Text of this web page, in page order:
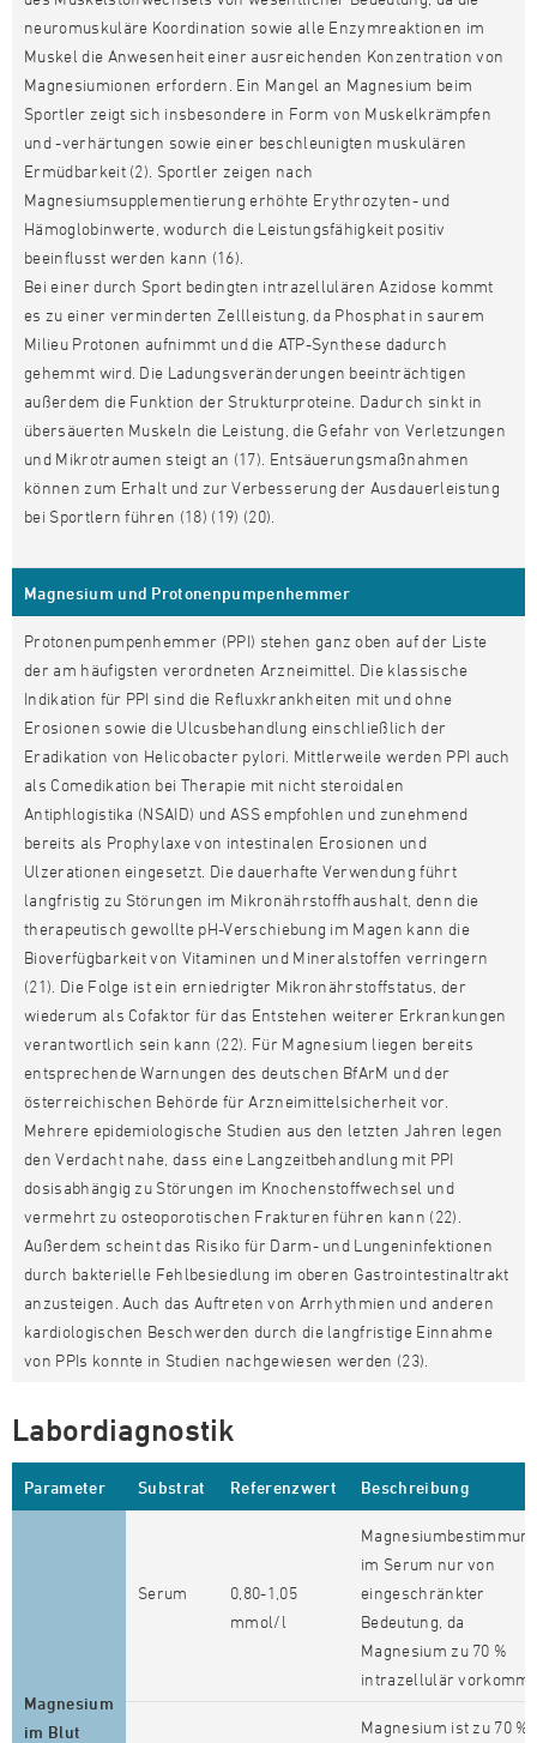
neuromuskuläre Koordination sowie alle Enzymreaktionen im
Muskel die Anwesenheit einer ausreichenden Konzentration von
Magnesiumionen erfordern. Ein Mangel an Magnesium beim
Sportler zeigt sich insbesondere in Form von Muskelkrämpfen
und -verhärtungen sowie einer beschleunigten muskulären
Ermüdbarkeit (2). Sportler zeigen nach
Magnesiumsupplementierung erhöhte Erythrozyten- und
Hämoglobinwerte, wodurch die Leistungsfähigkeit positiv
beeinflusst werden kann (16).
Bei einer durch Sport bedingten intrazellulären Azidose kommt
es zu einer verminderten Zellleistung, da Phosphat in saurem
Milieu Protonen aufnimmt und die ATP-Synthese dadurch
gehemmt wird. Die Ladungsveränderungen beeinträchtigen
außerdem die Funktion der Strukturproteine. Dadurch sinkt in
übersäuerten Muskeln die Leistung, die Gefahr von Verletzungen
und Mikrotraumen steigt an (17). Entsäuerungsmaßnahmen
können zum Erhalt und zur Verbesserung der Ausdauerleistung
bei Sportlern führen (18) (19) (20).
Magnesium und Protonenpumpenhemmer
Protonenpumpenhemmer (PPI) stehen ganz oben auf der Liste
der am häufigsten verordneten Arzneimittel. Die klassische
Indikation für PPI sind die Refluxkrankheiten mit und ohne
Erosionen sowie die Ulcusbehandlung einschließlich der
Eradikation von Helicobacter pylori. Mittlerweile werden PPI auch
als Comedikation bei Therapie mit nicht steroidalen
Antiphlogistika (NSAID) und ASS empfohlen und zunehmend
bereits als Prophylaxe von intestinalen Erosionen und
Ulzerationen eingesetzt. Die dauerhafte Verwendung führt
langfristig zu Störungen im Mikronährstoffhaushalt, denn die
therapeutisch gewollte pH-Verschiebung im Magen kann die
Bioverfügbarkeit von Vitaminen und Mineralstoffen verringern
(21). Die Folge ist ein erniedrigter Mikronährstoffstatus, der
wiederum als Cofaktor für das Entstehen weiterer Erkrankungen
verantwortlich sein kann (22). Für Magnesium liegen bereits
entsprechende Warnungen des deutschen BfArM und der
österreichischen Behörde für Arzneimittelsicherheit vor.
Mehrere epidemiologische Studien aus den letzten Jahren legen
den Verdacht nahe, dass eine Langzeitbehandlung mit PPI
dosisabhängig zu Störungen im Knochenstoffwechsel und
vermehrt zu osteoporotischen Frakturen führen kann (22).
Außerdem scheint das Risiko für Darm- und Lungeninfektionen
durch bakterielle Fehlbesiedlung im oberen Gastrointestinaltrakt
anzusteigen. Auch das Auftreten von Arrhythmien und anderen
kardiologischen Beschwerden durch die langfristige Einnahme
von PPIs konnte in Studien nachgewiesen werden (23).
Labordiagnostik
Parameter Substrat Referenzwert Beschreibung
Magnesium
im Blut
Serum
0,80-1,05
mmol/l
im Serum nur von
eingeschränkter
Bedeutung, da
Magnesium zu 70 %
intrazellulär
Magnesium ist zu 70 %